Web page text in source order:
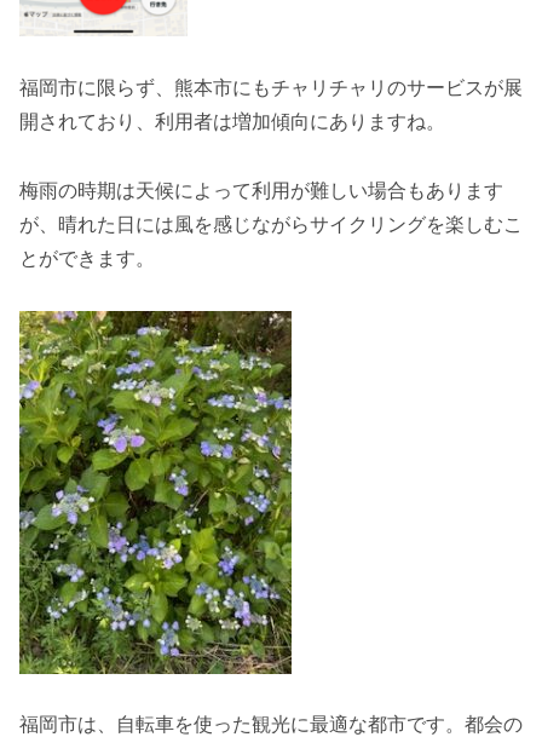
福岡市に限らず、熊本市にもチャリチャリのサービスが展
開されており、利用者は増加傾向にありますね。
梅雨の時期は天候によって利用が難しい場合もあります
が、晴れた日には風を感じながらサイクリングを楽しむこ
とができます。
福岡市は、自転車を使った観光に最適な都市です。都会の